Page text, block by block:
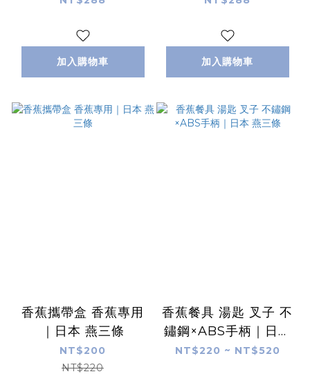
加入購物車 加入購物車
香蕉攜帶盒 香蕉專用
｜日本 燕三條
NT$200
NT$220
香蕉餐具 湯匙 叉子 不
鏽鋼×ABS手柄｜日本
燕三條
NT$220 ~ NT$520